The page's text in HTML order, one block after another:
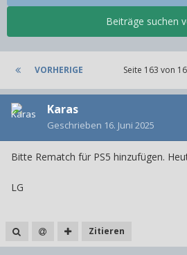
Beiträge suchen
VORHERIGE Seite 163 von
Karas
Geschrieben 16. Juni 2025
Bitte Rematch für PS5 hinzufügen.
LG
Zitieren